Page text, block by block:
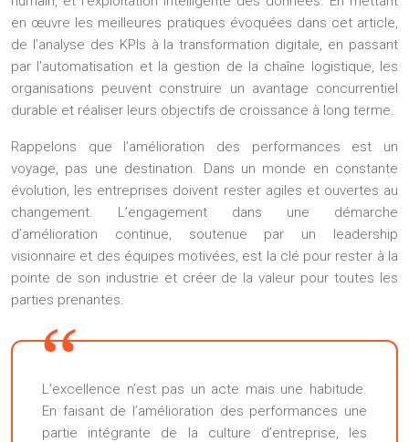
en œuvre les meilleures pratiques évoquées dans cet article,
de l’analyse des KPIs à la transformation digitale, en passant
par l’automatisation et la gestion de la chaîne logistique, les
organisations peuvent construire un avantage concurrentiel
durable et réaliser leurs objectifs de croissance à long terme.
Rappelons que l’amélioration des performances est un
voyage, pas une destination. Dans un monde en constante
évolution, les entreprises doivent rester agiles et ouvertes au
changement. L’engagement dans une démarche
d’amélioration continue, soutenue par un leadership
visionnaire et des équipes motivées, est la clé pour rester à la
pointe de son industrie et créer de la valeur pour toutes les
parties prenantes.
L’excellence n’est pas un acte mais une habitude.
En faisant de l’amélioration des performances une
partie intégrante de la culture d’entreprise, les